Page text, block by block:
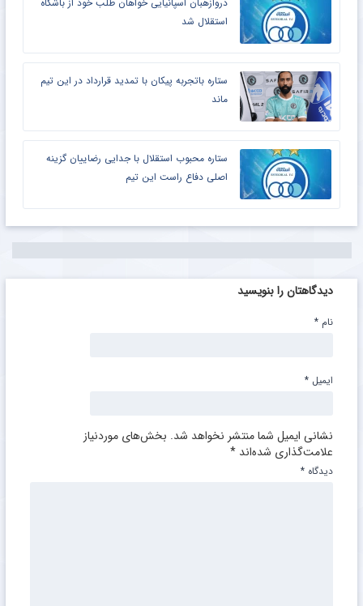
استقلال شد
ستاره باتجربه پیکان با تمدید قرارداد در این تیم
ماند
ستاره محبوب استقلال با جدایی رضاییان گزینه
اصلی دفاع راست این تیم
دیدگاهتان را بنویسید
نشانی ایمیل شما منتشر نخواهد شد. بخش‌های موردنیاز
علامت‌گذاری شده‌اند *
دیدگاه *
نام *
ایمیل *